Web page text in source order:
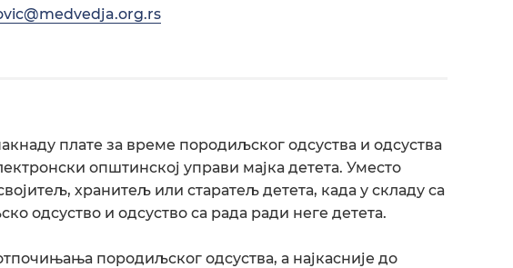
плате за време породиљског одсуства и одсуства
општинској управи мајка детета. Уместо
хранитељ или старатељ детета, када у складу са
одсуство и одсуство са рада ради неге детета.
породиљског одсуства, а најкасније до